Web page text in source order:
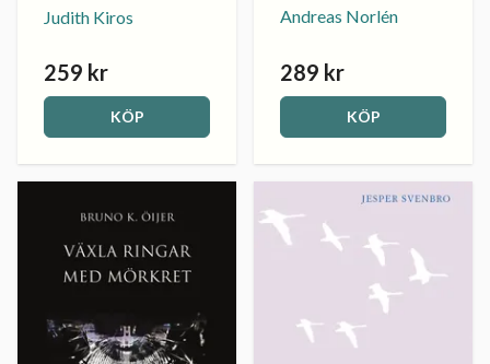
Judith Kiros
259 kr
KÖP
Andreas Norlén
289 kr
KÖP